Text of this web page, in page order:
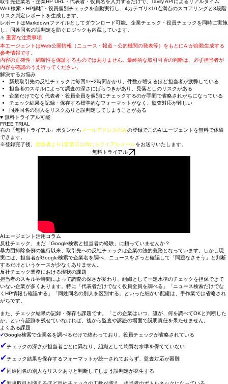
トライアル版の機能概要
取引先企業名・企業HP URL・代表者・役員名を入力するだけで、Tavily APIによるリアルタイム
Web検索・HP解析・役員個別チェックを自動実行し、4カテゴリ×10点満点のスコアリングと3段階
リスク判定レポートを生成します。
レポートはMarkdownファイルとしてダウンロード可能。企業チェック・役員チェックを同時に実施
し、同姓同名の誤判定を防ぐロジックも内蔵しています。
⚠️重要な注意事項
本エージェントはWeb公開情報（ニュース・報道・公的機関の発表等）をもとにAIが自動生成する
参考情報です。
内容の正確性・網羅性を保証するものではありません。最終的な取引可否の判断は、必ず担当者が
内容を確認のうえ行ってください。
解決するお悩み
新規取引先の反社チェックに毎回1〜2時間かかり、件数が増えるほど担当者が疲弊している
担当者のスキルによって調査の深さにばらつきがあり、見落としのリスクがある
企業だけでなく代表者・役員全員を個別にチェックするのが手間で省略されがちになっている
チェック結果を記録・保存する標準的なフォーマットがなく、監査対応が難しい
同姓同名の別人をリスクありと誤判定してしまうことがある
♥ 無料トライアル可能
FREE TRIAL
右の「無料トライアル」ボタンから
できます。
担当者より1営業日以内にトライアルメール
AIエージェント活用コラム
反社チェック、まだ「Google検索と担当者の経験」に頼っていませんか？
暴力団排除条例の施行以来、取引先への反社チェックは企業の法的義務となっています。しかし現
実には、担当者がGoogle検索で企業名を調べ、ニュースをざっと確認して「問題なさそう」と判断
するだけというケースが少なくありません。
反社チェック業務における現状の課題
担当者のスキルや時間によって調査の深さが変わり、組織として一定水準のチェックを担保できて
いない企業が多くあります。特に「代表者だけでなく役員全員を調べる」「ニュース検索だけでな
くHP情報も確認する」「同姓同名の別人を区別する」といった細かい配慮は、手作業では省略され
また、チェック結果の記録・保存も課題です。「この企業はいつ、誰が、何を調べてOKと判断した
か」という証跡を残せていなければ、後から監査や訴訟の場面で説明責任を果たせません。
よくある課題
✔Google検索で企業名を調べるだけで終わっており、役員チェックが省略されている
✔ チェックの深さが担当者ごとに異なり、組織として均質な水準を保てていない
✔チェック結果を保存するフォーマットが統一されておらず、監査対応が困難
✔同姓同名の別人をリスクありと判断してしまう誤判定が発生する